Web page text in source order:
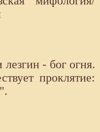
- бог огня.
проклятие: